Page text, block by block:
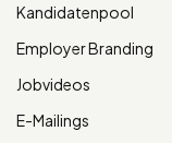
Kandidatenpool
Employer Branding
Jobvideos
E-Mailings